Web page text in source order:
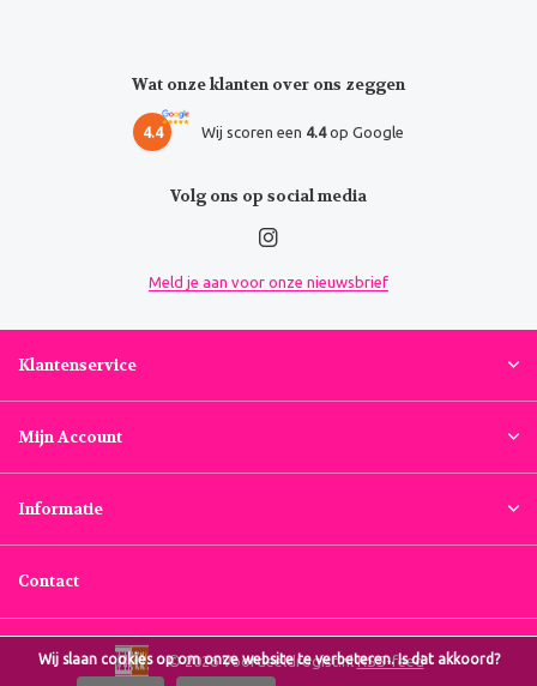
Wat onze klanten over ons zeggen
4.4 Wij scoren een 4.4op Google
Volg ons op social media
Meld je aan voor onze nieuwsbrief
Klantenservice
Mijn Account
Informatie
Contact
© 2026 Voordeeldrogist.nlRSS-feed
Wij slaan cookies op om onze website te verbeteren. Is dat akkoord?